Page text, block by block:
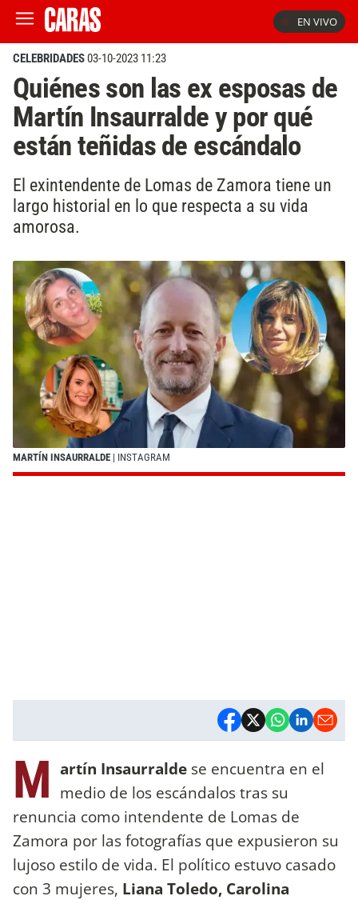
EN VIVO
CELEBRIDADES03-10-2023 11:23
Quiénes son las ex esposas de
Martín Insaurralde y por qué
están teñidas de escándalo
El exintendente de Lomas de Zamora tiene un
largo historial en lo que respecta a su vida
amorosa.
MARTÍN INSAURRALDE | INSTAGRAM
M artín Insaurralde se encuentra en el
medio de los escándalos tras su
renuncia como intendente de Lomas de
Zamora por las fotografías que expusieron su
lujoso estilo de vida. El político estuvo casado
con 3 mujeres, Liana Toledo, Carolina